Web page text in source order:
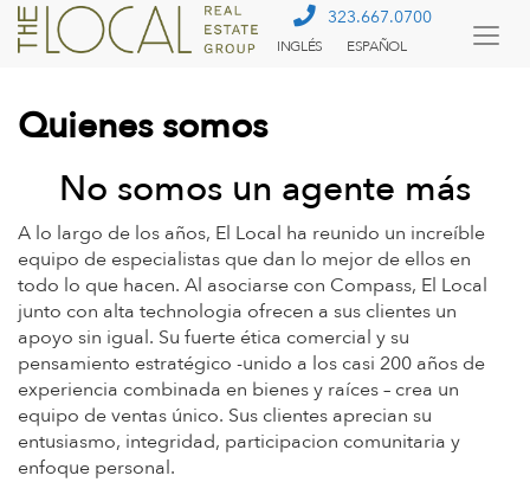
323.667.0700
INGLÉS ESPAÑOL
Quienes somos
No somos un agente más
A lo largo de los años, El Local ha reunido un increíble
equipo de especialistas que dan lo mejor de ellos en
todo lo que hacen. Al asociarse con Compass, El Local
junto con alta technologia ofrecen a sus clientes un
apoyo sin igual. Su fuerte ética comercial y su
pensamiento estratégico -unido a los casi 200 años de
experiencia combinada en bienes y raíces – crea un
equipo de ventas único. Sus clientes aprecian su
entusiasmo, integridad, participacion comunitaria y
enfoque personal.